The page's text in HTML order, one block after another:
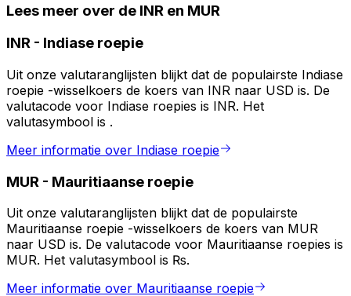
Lees meer over de INR en MUR
INR - Indiase roepie
Uit onze valutaranglijsten blijkt dat de populairste Indiase
roepie -wisselkoers de koers van INR naar USD is. De
valutacode voor Indiase roepies is INR. Het
valutasymbool is ₹.
Meer informatie over Indiase roepie
MUR - Mauritiaanse roepie
Uit onze valutaranglijsten blijkt dat de populairste
Mauritiaanse roepie -wisselkoers de koers van MUR
naar USD is. De valutacode voor Mauritiaanse roepies is
MUR. Het valutasymbool is ₨.
Meer informatie over Mauritiaanse roepie